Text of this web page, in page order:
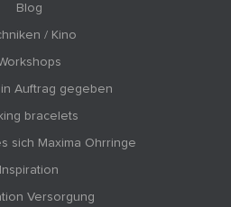
Blog
/ Kino
in Auftrag gegeben
bracelets
sich Maxima Ohrringe
Inspiration
Versorgung